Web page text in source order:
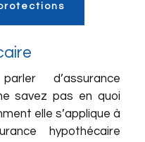
d’assurance
savez pas en quoi
elle s’applique à
hypothécaire